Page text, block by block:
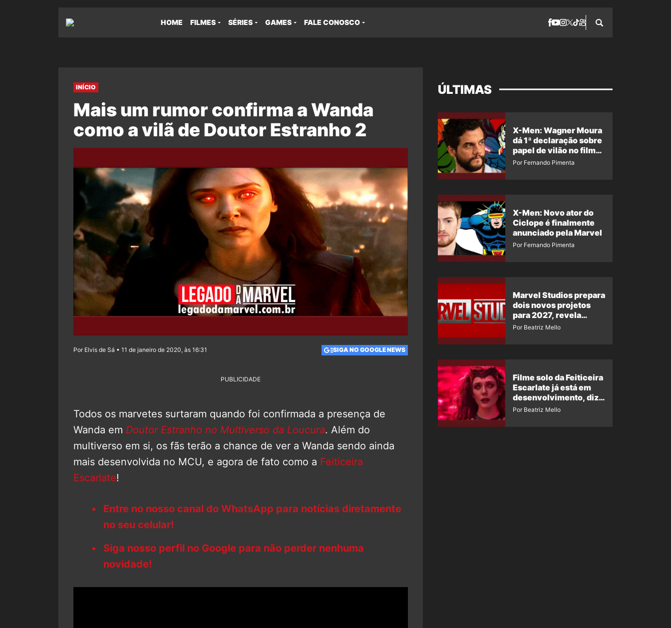
HOME FILMES SÉRIES GAMES FALE CONOSCO
INÍCIO
Mais um rumor confirma a Wanda
como a vilã de Doutor Estranho 2
Por Elvis de Sá • 11 de janeiro de 2020, às 16:31 SIGA NO GOOGLE NEWS
PUBLICIDADE
Todos os marvetes surtaram quando foi confirmada a presença de
Wanda em Doutor Estranho no Multiverso da Loucura. Além do
multiverso em si, os fãs terão a chance de ver a Wanda sendo ainda
mais desenvolvida no MCU, e agora de fato como a Feiticeira
Escarlate!
Entre no nosso canal do WhatsApp para notícias diretamente
no seu celular!
Siga nosso perfil no Google para não perder nenhuma
novidade!
ÚLTIMAS
X-Men: Wagner Moura
dá 1ª declaração sobre
papel de vilão no filme
da Marvel
Por Fernando Pimenta
X-Men: Novo ator do
Ciclope é finalmente
anunciado pela Marvel
Por Fernando Pimenta
Marvel Studios prepara
dois novos projetos
para 2027, revela
insider
Por Beatriz Mello
Filme solo da Feiticeira
Escarlate já está em
desenvolvimento, diz
insider
Por Beatriz Mello